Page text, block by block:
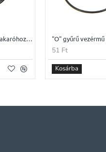
"O" gyűrű szelep takaróhoz CPI 4T-125
51 Ft
Kosárba